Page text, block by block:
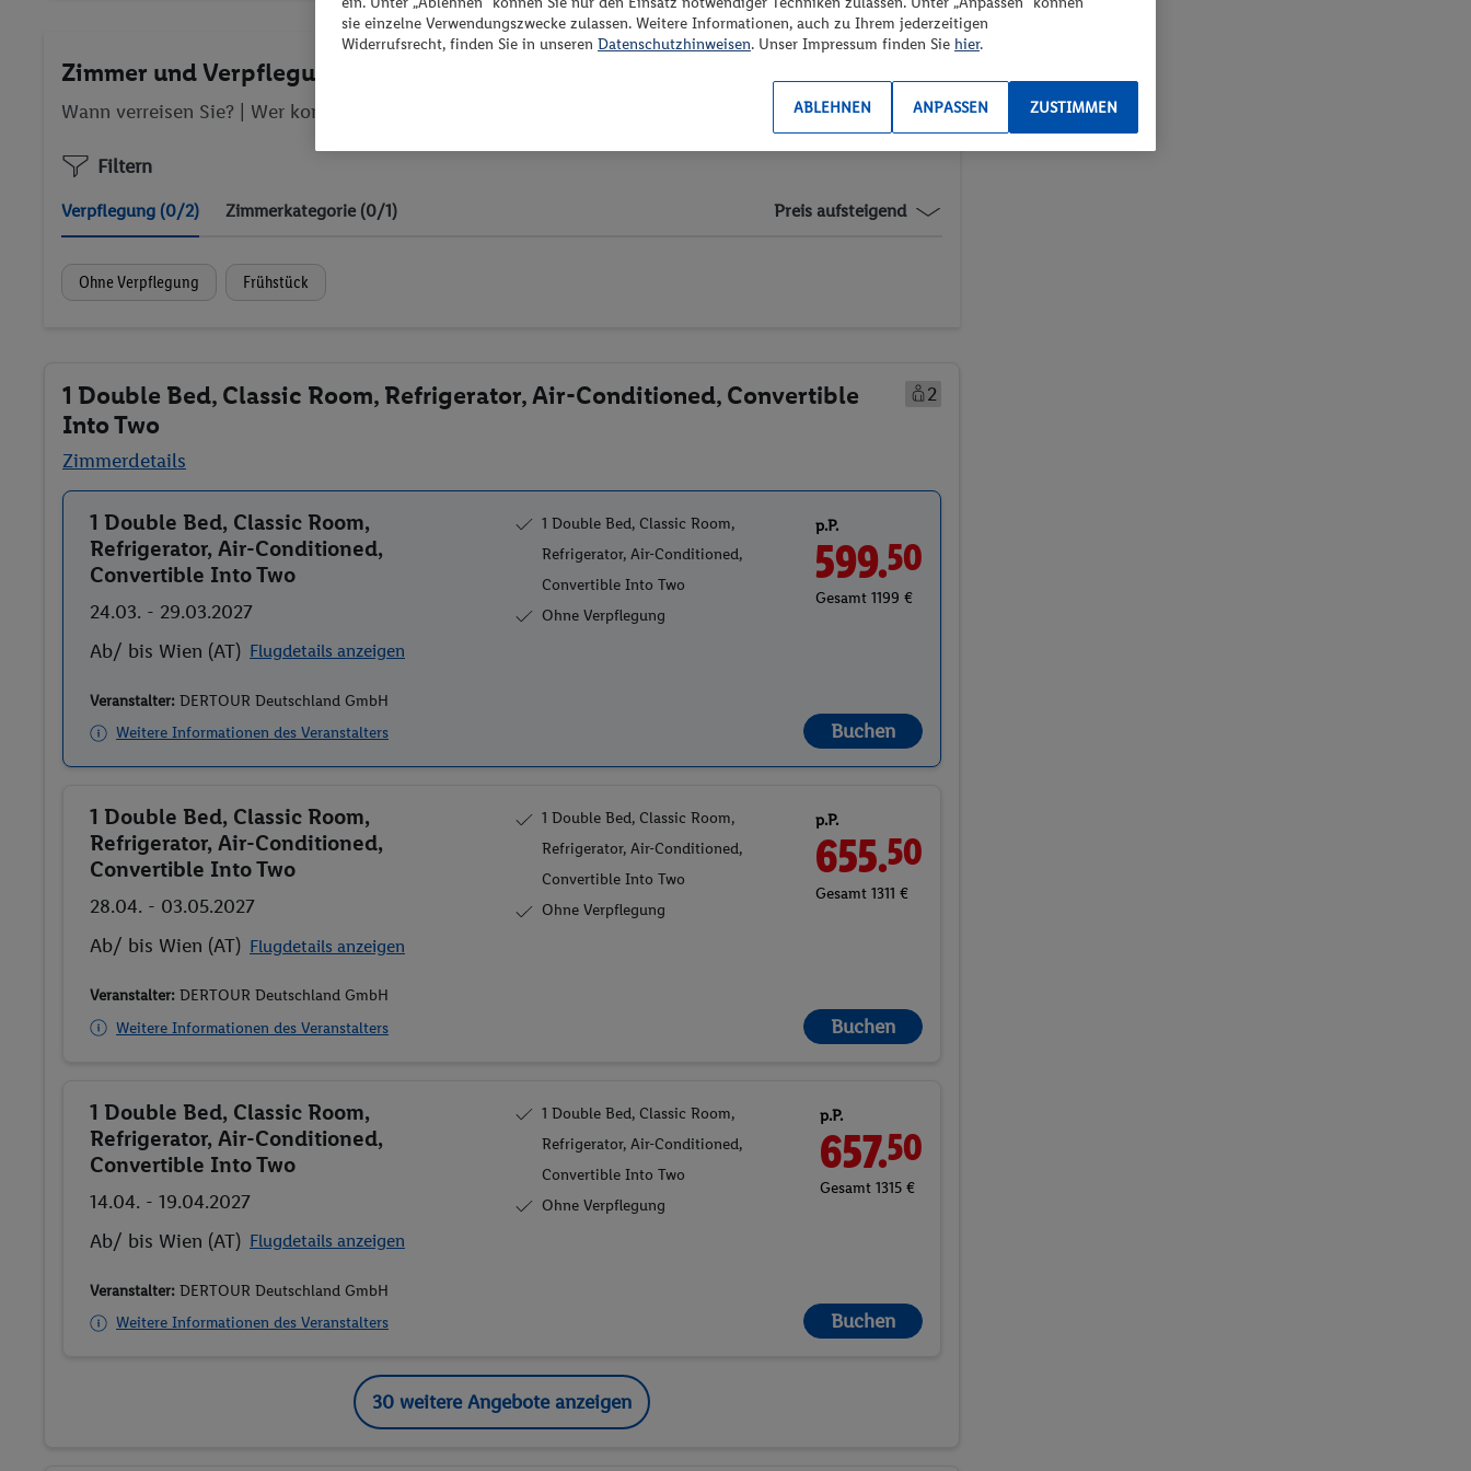
Zimmer und Verpflegung wählen
Wann verreisen Sie? | Wer kommt mit?
Filtern
Verpflegung (0/2) Zimmerkategorie (0/1) Preis aufsteigend
Ohne Verpflegung Frühstück
1 Double Bed, Classic Room, Refrigerator, Air-Conditioned, Convertible
Into Two
2
Zimmerdetails
Buchen
1 Double Bed, Classic Room,
Refrigerator, Air-Conditioned,
Convertible Into Two
24.03. - 29.03.2027
Ab/ bis Wien (AT) Flugdetails anzeigen
1 Double Bed, Classic Room,
Refrigerator, Air-Conditioned,
Convertible Into Two
Ohne Verpflegung
p.P.
599.50
Gesamt 1199 €
Veranstalter: DERTOUR Deutschland GmbH
Weitere Informationen des Veranstalters
Buchen
Buchen
1 Double Bed, Classic Room,
Refrigerator, Air-Conditioned,
Convertible Into Two
28.04. - 03.05.2027
Ab/ bis Wien (AT) Flugdetails anzeigen
1 Double Bed, Classic Room,
Refrigerator, Air-Conditioned,
Convertible Into Two
Ohne Verpflegung
p.P.
655.50
Gesamt 1311 €
Veranstalter: DERTOUR Deutschland GmbH
Weitere Informationen des Veranstalters
Buchen
Buchen
1 Double Bed, Classic Room,
Refrigerator, Air-Conditioned,
Convertible Into Two
14.04. - 19.04.2027
Ab/ bis Wien (AT) Flugdetails anzeigen
1 Double Bed, Classic Room,
Refrigerator, Air-Conditioned,
Convertible Into Two
Ohne Verpflegung
p.P.
657.50
Gesamt 1315 €
Veranstalter: DERTOUR Deutschland GmbH
Weitere Informationen des Veranstalters
Buchen
30 weitere Angebote anzeigen
sie einzelne Verwendungszwecke zulassen. Weitere Informationen, auch zu Ihrem jederzeitigen
Widerrufsrecht, finden Sie in unseren Datenschutzhinweisen. Unser Impressum finden Sie hier.
ZUSTIMMEN
ANPASSEN
ABLEHNEN